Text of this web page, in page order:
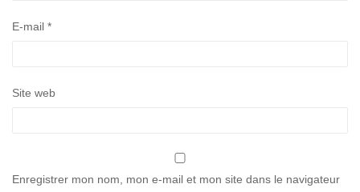
E-mail *
Site web
Enregistrer mon nom, mon e-mail et mon site dans le navigateur